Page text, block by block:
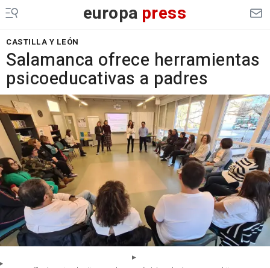
europa press
CASTILLA Y LEÓN
Salamanca ofrece herramientas
psicoeducativas a padres